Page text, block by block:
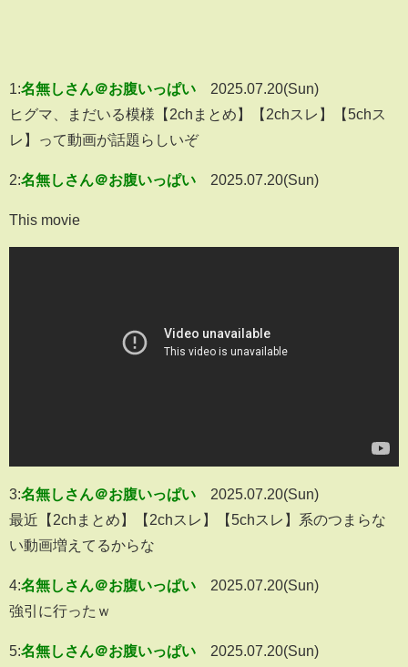
1:名無しさん＠お腹いっぱい
2025.07.20(Sun)
ヒグマ、まだいる模様【2chまとめ】【2chスレ】【5chス
レ】って動画が話題らしいぞ
2:名無しさん＠お腹いっぱい 2025.07.20(Sun)
This movie
3:名無しさん＠お腹いっぱい
2025.07.20(Sun)
最近【2chまとめ】【2chスレ】【5chスレ】系のつまらな
い動画増えてるからな
4:名無しさん＠お腹いっぱい
2025.07.20(Sun)
強引に行ったｗ
5:名無しさん＠お腹いっぱい
2025.07.20(Sun)